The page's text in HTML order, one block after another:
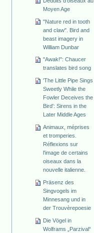
Moyen Age
"Nature red in tooth
and claw". Bird and
beast imagery in
William Dunbar
"Awak!": Chaucer
translates bird song
'The Little Pipe Sings
Sweetly While the
Fowler Deceives the
Bird': Sirens in the
Later Middle Ages
Animaux, méprises
et tromperies.
Réflexions sur
l'image de certains
oiseaux dans la
nouvelle italienne.
Präsenz des
Singvogels im
Minnesang und in
der Trouvèrepoesie
Die Vögel in
Wolframs „Parzival“